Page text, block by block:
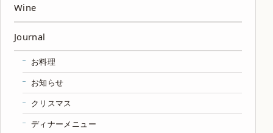
Wine
Journal
お料理
お知らせ
クリスマス
ディナーメニュー